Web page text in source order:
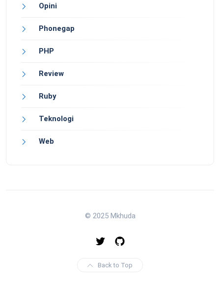
Opini
Phonegap
PHP
Review
Ruby
Teknologi
Web
© 2025 Mkhuda
Back to Top